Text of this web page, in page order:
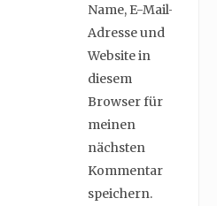
Name, E-Mail-
Adresse und
Website in
diesem
Browser für
meinen
nächsten
Kommentar
speichern.